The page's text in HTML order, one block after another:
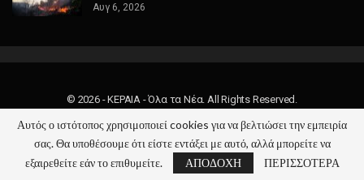
Αυγ 6, 2026
© 2026 - ΚΕΡΑΙΑ - Όλα τα Νέα. All Rights Reserved.
Website Design:keraia.gr
Αυτός ο ιστότοπος χρησιμοποιεί cookies για να βελτιώσει την εμπειρία
σας. Θα υποθέσουμε ότι είστε εντάξει με αυτό, αλλά μπορείτε να
εξαιρεθείτε εάν το επιθυμείτε.
ΑΠΟΔΟΧΗ ΠΕΡΙΣΣΟΤΕΡΑ